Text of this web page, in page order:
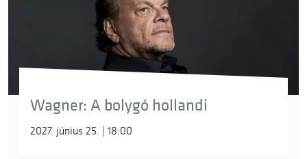
Wagner: A bolygó hollandi
2027. június 25. | 18:00